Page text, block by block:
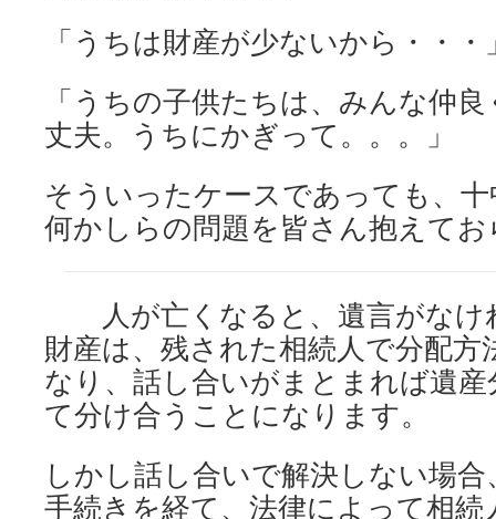
「うちは財産が少ないから・・・
「うちの子供たちは、みんな仲
丈夫。うちにかぎって。。。」
そういったケースであっても、
何かしらの問題を皆さん抱えて
人が亡くなると、遺言がなけ
財産は、残された相続人で分配
なり、話し合いがまとまれば遺
て分け合うことになります。
しかし話し合いで解決しない場
手続きを経て、法律によって相続